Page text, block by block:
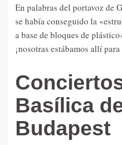
En palabras del portavoz de
se había conseguido la
a base de bloques de
¡nosotras estábamos allí
Basílica
Budapest